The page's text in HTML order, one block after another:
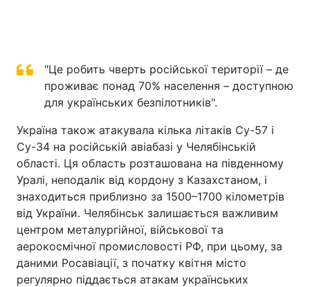
"Це робить чверть російської території – де
проживає понад 70% населення – доступною
для українських безпілотників".
Україна також атакувала кілька літаків Су-57 і
Су-34 на російській авіабазі у Челябінській
області. Ця область розташована на південному
Уралі, неподалік від кордону з Казахстаном, і
знаходиться приблизно за 1500–1700 кілометрів
від України. Челябінськ залишається важливим
центром металургійної, військової та
аерокосмічної промисловості РФ, при цьому, за
даними Росавіації, з початку квітня місто
регулярно піддається атакам українських